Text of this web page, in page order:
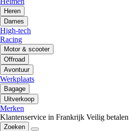
Heren
Dames
High-tech
Racing
Motor & scooter
Offroad
Avontuur
Werkplaats
Bagage
Uitverkoop
Merken
Klantenservice in Frankrijk Veilig betalen
Zoeken